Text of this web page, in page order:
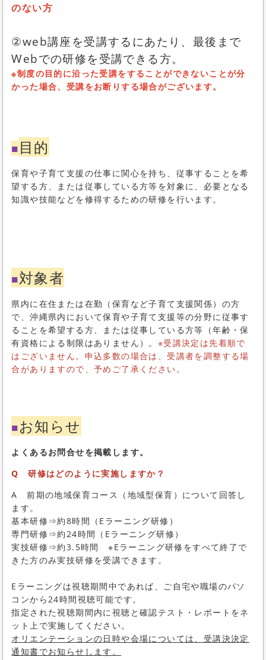
のない方
②web講座を受講するにあたり、最後まで
Webでの研修を受講できる方。
※制度の目的に沿った受講をすることができないことが分
かった場合、受講をお断りする場合がございます。
■目的
保育や子育て支援の仕事に関心を持ち、従事することを希
望する方、または従事している方等を対象に、必要となる
知識や技能などを修得するための研修を行います。
■対象者
県内に在住または在勤（保育など子育て支援関係）の方
で、沖縄県内において保育や子育て支援等の分野に従事す
ることを希望する方、または従事している方等（年齢・保
有資格による制限はありません）。 ※受講決定は先着順で
はございません。申込多数の場合は、受講者を調整する場
合がありますので、予めご了承ください。
■お知らせ
よくあるお問合せを掲載します。
Q 研修はどのように実施しますか？
A 前期の地域保育コース（地域型保育）について回答し
ます。
基本研修⇒約8時間（Eラーニング研修）
専門研修⇒約24時間（Eラーニング研修）
実技研修⇒約3.5時間 ※Eラーニング研修をすべて終了で
きた方のみ実技研修を受講できます。
Eラーニングは視聴期間中であれば、ご自宅や職場のパソ
コンから24時間視聴可能です。
指定された視聴期間内に視聴と確認テスト・レポートをネ
ット上で実施してください。
オリエンテーションの日時や会場については、受講決決定
通知書でお知らせします。